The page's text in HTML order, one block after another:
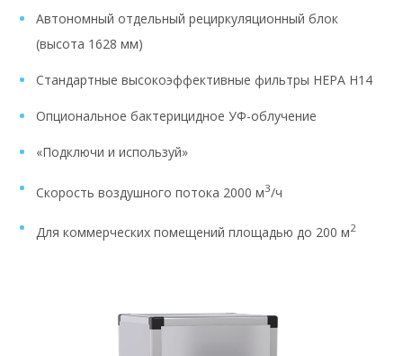
Автономный отдельный рециркуляционный блок
(высота 1628 мм)
Стандартные высокоэффективные фильтры HEPA H14
Опциональное бактерицидное УФ-облучение
«Подключи и используй»
Скорость воздушного потока 2000 м3/ч
Для коммерческих помещений площадью до 200 м2